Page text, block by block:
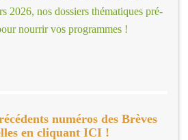
2026, nos dossiers thématiques pré-
nourrir vos programmes !
numéros des Brèves
en cliquant ICI !